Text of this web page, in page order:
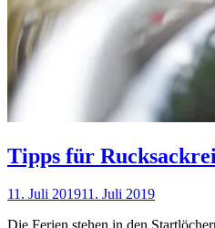
Tipps für
11. Juli 201911. Juli 2019